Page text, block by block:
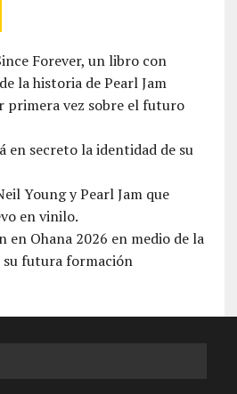
Forever, un libro con
la historia de Pearl Jam
primera vez sobre el futuro
en secreto la identidad de su
Young y Pearl Jam que
en vinilo.
en Ohana 2026 en medio de la
futura formación